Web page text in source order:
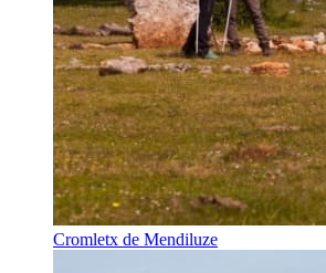
Cromletx de Mendiluze